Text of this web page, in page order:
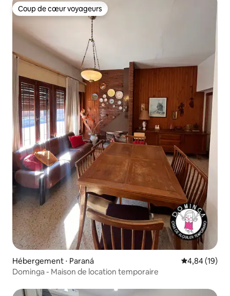
Coup de cœur voyageurs
Coup de cœur voyageurs
Hébergement ⋅ Paraná Évaluation
4,84 (19)
Dominga - Maison de location temporaire